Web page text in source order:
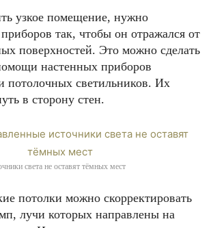
узкое помещение, нужно
так, чтобы он отражался от
поверхностей. Это можно сделать
настенных приборов
потолочных светильников. Их
в сторону стен.
света не оставят тёмных мест
потолки можно скорректировать
лучи которых направлены на